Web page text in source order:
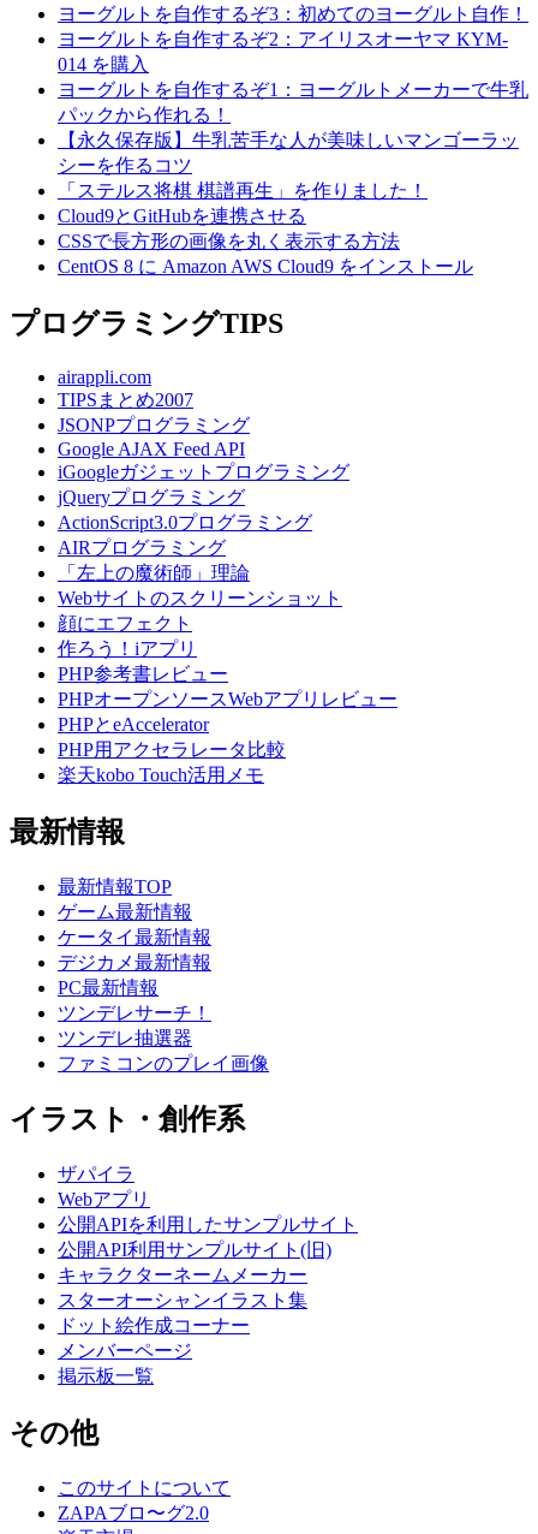
ヨーグルトを自作するぞ3：初めてのヨーグルト自作！
ヨーグルトを自作するぞ2：アイリスオーヤマ KYM-
014 を購入
ヨーグルトを自作するぞ1：ヨーグルトメーカーで牛乳
パックから作れる！
【永久保存版】牛乳苦手な人が美味しいマンゴーラッ
シーを作るコツ
「ステルス将棋 棋譜再生」を作りました！
Cloud9とGitHubを連携させる
CSSで長方形の画像を丸く表示する方法
CentOS 8 に Amazon AWS Cloud9 をインストール
プログラミングTIPS
airappli.com
TIPSまとめ2007
JSONPプログラミング
Google AJAX Feed API
iGoogleガジェットプログラミング
jQueryプログラミング
ActionScript3.0プログラミング
AIRプログラミング
「左上の魔術師」理論
Webサイトのスクリーンショット
顔にエフェクト
作ろう！iアプリ
PHP参考書レビュー
PHPオープンソースWebアプリレビュー
PHPとeAccelerator
PHP用アクセラレータ比較
楽天kobo Touch活用メモ
最新情報
最新情報TOP
ゲーム最新情報
ケータイ最新情報
デジカメ最新情報
PC最新情報
ツンデレサーチ！
ツンデレ抽選器
ファミコンのプレイ画像
イラスト・創作系
ザパイラ
Webアプリ
公開APIを利用したサンプルサイト
公開API利用サンプルサイト(旧)
キャラクターネームメーカー
スターオーシャンイラスト集
ドット絵作成コーナー
メンバーページ
掲示板一覧
その他
このサイトについて
ZAPAブロ〜グ2.0